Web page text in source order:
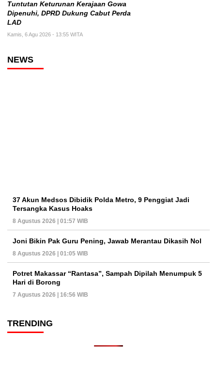
Tuntutan Keturunan Kerajaan Gowa
Dipenuhi, DPRD Dukung Cabut Perda
LAD
Kamis, 6 Agu 2026 - 13:55 WITA
NEWS
37 Akun Medsos Dibidik Polda Metro, 9 Penggiat Jadi
Tersangka Kasus Hoaks
8 Agustus 2026 | 01:57 WIB
Joni Bikin Pak Guru Pening, Jawab Merantau Dikasih Nol
8 Agustus 2026 | 01:05 WIB
Potret Makassar “Rantasa”, Sampah Dipilah Menumpuk 5
Hari di Borong
7 Agustus 2026 | 16:56 WIB
TRENDING